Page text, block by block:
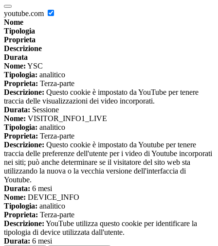
youtube.com
Nome
Tipologia
Proprieta
Descrizione
Durata
Nome: YSC
Tipologia: analitico
Proprieta: Terza-parte
Descrizione: Questo cookie è impostato da YouTube per tenere
traccia delle visualizzazioni dei video incorporati.
Durata: Sessione
Nome: VISITOR_INFO1_LIVE
Tipologia: analitico
Proprieta: Terza-parte
Descrizione: Questo cookie è impostato da Youtube per tenere
traccia delle preferenze dell'utente per i video di Youtube incorporati
nei siti; può anche determinare se il visitatore del sito web sta
utilizzando la nuova o la vecchia versione dell'interfaccia di
Youtube.
Durata: 6 mesi
Nome: DEVICE_INFO
Tipologia: analitico
Proprieta: Terza-parte
Descrizione: YouTube utilizza questo cookie per identificare la
tipologia di device utilizzata dall'utente.
Durata: 6 mesi